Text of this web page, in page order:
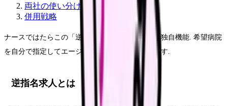
両社の使い分け
併用戦略
ナースではたらこの「逆指名求人」は他社にない独自機能. 希望病院
を自分で指定してエージェントが条件を打診します.
逆指名求人とは